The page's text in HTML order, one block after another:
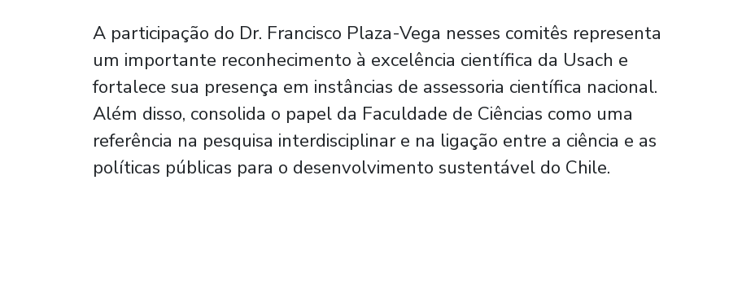
A participação do Dr. Francisco Plaza-Vega nesses comitês representa
um importante reconhecimento à excelência científica da Usach e
fortalece sua presença em instâncias de assessoria científica nacional.
Além disso, consolida o papel da Faculdade de Ciências como uma
referência na pesquisa interdisciplinar e na ligação entre a ciência e as
políticas públicas para o desenvolvimento sustentável do Chile.